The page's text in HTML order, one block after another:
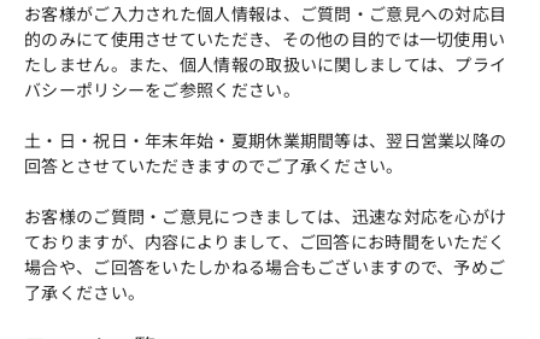
お客様がご入力された個人情報は、ご質問・ご意見への対応目
的のみにて使用させていただき、その他の目的では一切使用い
たしません。また、個人情報の取扱いに関しましては、プライ
バシーポリシーをご参照ください。
土・日・祝日・年末年始・夏期休業期間等は、翌日営業以降の
回答とさせていただきますのでご了承ください。
お客様のご質問・ご意見につきましては、迅速な対応を心がけ
ておりますが、内容によりまして、ご回答にお時間をいただく
場合や、ご回答をいたしかねる場合もございますので、予めご
了承ください。